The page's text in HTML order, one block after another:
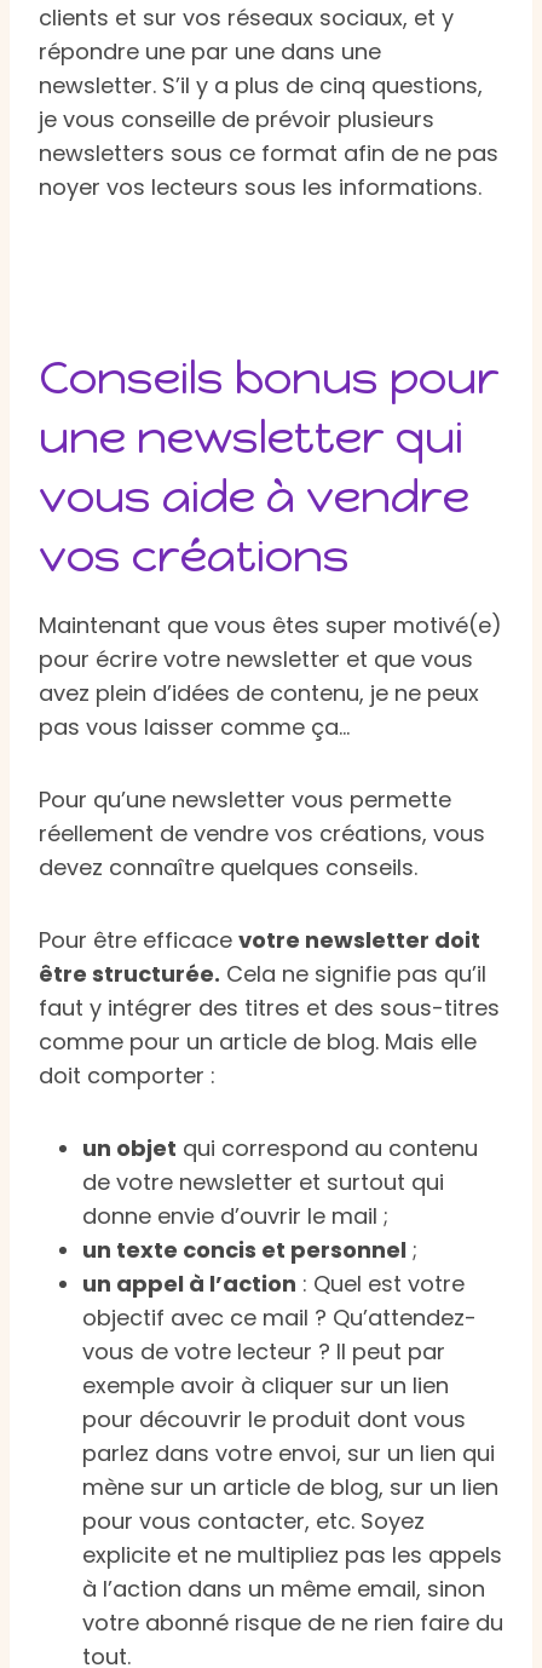
clients et sur vos réseaux sociaux, et y
répondre une par une dans une
newsletter. S’il y a plus de cinq questions,
je vous conseille de prévoir plusieurs
newsletters sous ce format afin de ne pas
noyer vos lecteurs sous les informations.
Conseils bonus pour
une newsletter qui
vous aide à vendre
vos créations
Maintenant que vous êtes super motivé(e)
pour écrire votre newsletter et que vous
avez plein d’idées de contenu, je ne peux
pas vous laisser comme ça…
Pour qu’une newsletter vous permette
réellement de vendre vos créations, vous
devez connaître quelques conseils.
Pour être efficace votre newsletter doit
être structurée. Cela ne signifie pas qu’il
faut y intégrer des titres et des sous-titres
comme pour un article de blog. Mais elle
doit comporter :
un objet qui correspond au contenu
de votre newsletter et surtout qui
donne envie d’ouvrir le mail ;
un texte concis et personnel ;
un appel à l’action : Quel est votre
objectif avec ce mail ? Qu’attendez-
vous de votre lecteur ? Il peut par
exemple avoir à cliquer sur un lien
pour découvrir le produit dont vous
parlez dans votre envoi, sur un lien qui
mène sur un article de blog, sur un lien
pour vous contacter, etc. Soyez
explicite et ne multipliez pas les appels
à l’action dans un même email, sinon
votre abonné risque de ne rien faire du
tout.